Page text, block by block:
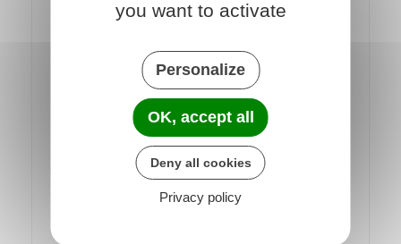
système du bonus/malus
conjuguer avec la majoration
spécifique au jeune conducteur.
La manière dont s'appliquent ces
majorations varie selon que vous avez
suivi la formation anticipée
d'apprentissage de la conduite ou
you want to activate
Personalize
OK, accept all
Deny all cookies
Privacy policy